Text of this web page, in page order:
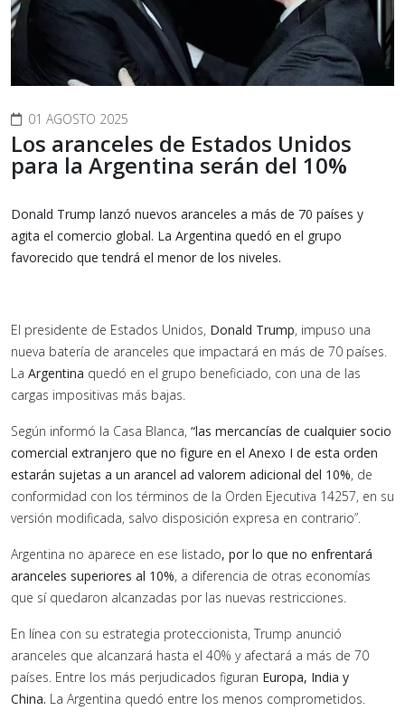
01 AGOSTO 2025
Los aranceles de Estados Unidos
para la Argentina serán del 10%
Donald Trump lanzó nuevos aranceles a más de 70 países y
agita el comercio global. La Argentina quedó en el grupo
favorecido que tendrá el menor de los niveles.
El presidente de Estados Unidos, Donald Trump, impuso una
nueva batería de aranceles que impactará en más de 70 países.
La Argentina quedó en el grupo beneficiado, con una de las
cargas impositivas más bajas.
Según informó la Casa Blanca, “las mercancías de cualquier socio
comercial extranjero que no figure en el Anexo I de esta orden
estarán sujetas a un arancel ad valorem adicional del 10%, de
conformidad con los términos de la Orden Ejecutiva 14257, en su
versión modificada, salvo disposición expresa en contrario”.
Argentina no aparece en ese listado, por lo que no enfrentará
aranceles superiores al 10%, a diferencia de otras economías
que sí quedaron alcanzadas por las nuevas restricciones.
En línea con su estrategia proteccionista, Trump anunció
aranceles que alcanzará hasta el 40% y afectará a más de 70
países. Entre los más perjudicados figuran Europa, India y
China. La Argentina quedó entre los menos comprometidos.